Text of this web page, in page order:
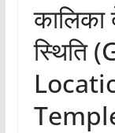
कालिका
स्थिति